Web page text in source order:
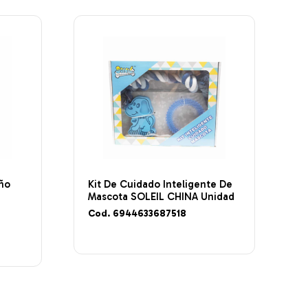
Kit De Cuidado Inteligente De
Mascota SOLEIL CHINA Unidad
Cod. 6944633687518